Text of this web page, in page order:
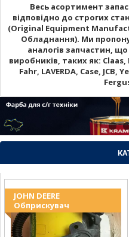
Весь асортимент
відповідно до строгих
(Original Equipment
Обладнання). Ми
аналогів запчастин,
виробників, таких як:
Fahr, LAVERDA, Case,
JOHN DEERE
Обприскувач